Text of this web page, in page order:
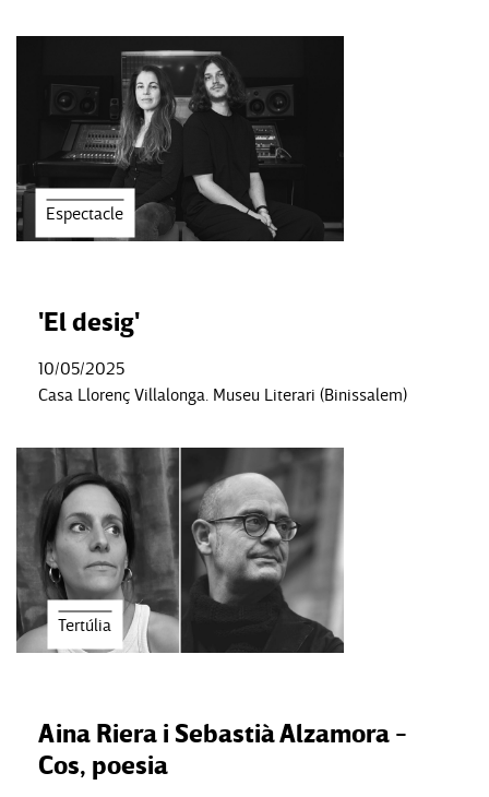
Espectacle
'El desig'
10/05/2025
Casa Llorenç Villalonga. Museu Literari (Binissalem)
Tertúlia
Aina Riera i Sebastià Alzamora -
Cos, poesia